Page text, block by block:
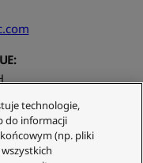
technologie,
do informacji
(np. pliki